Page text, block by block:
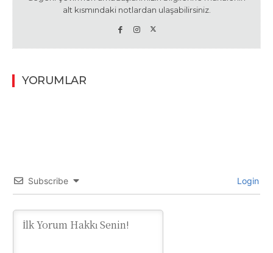
alt kısmındaki notlardan ulaşabilirsiniz.
YORUMLAR
Subscribe Login